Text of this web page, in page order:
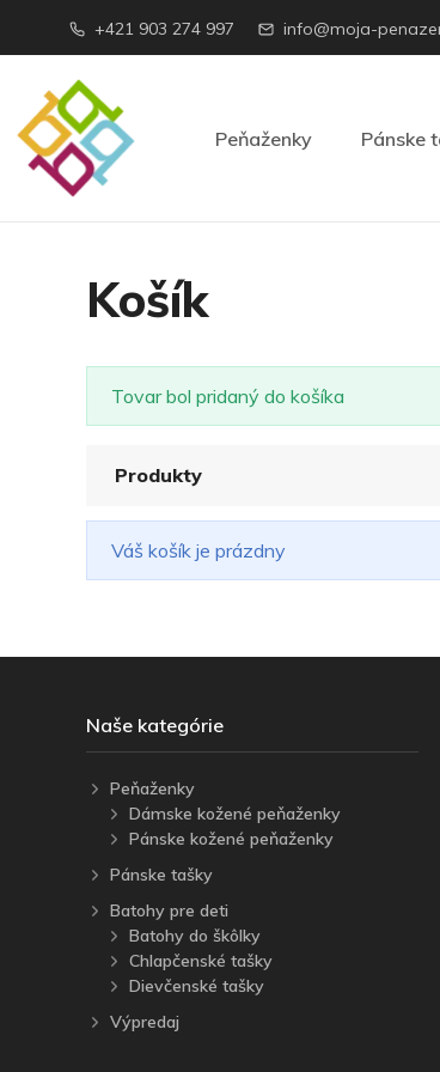
+421 903 274 997 info@moja-
Peňaženky Pánske
Košík
Tovar bol pridaný do košíka
Produkty
Váš košík je prázdny
Naše kategórie
Peňaženky
Dámske kožené peňaženky
Pánske kožené peňaženky
Pánske tašky
Batohy pre deti
Batohy do škôlky
Chlapčenské tašky
Dievčenské tašky
Výpredaj